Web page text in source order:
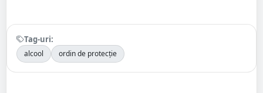
Tag-uri:
alcool ordin de protecție